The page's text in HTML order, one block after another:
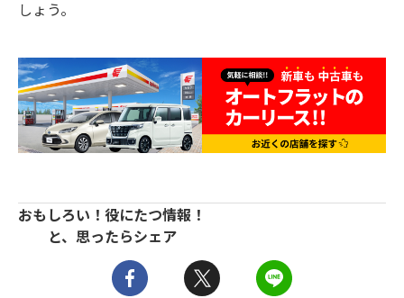
しょう。
おもしろい！役にたつ情報！
と、思ったらシェア